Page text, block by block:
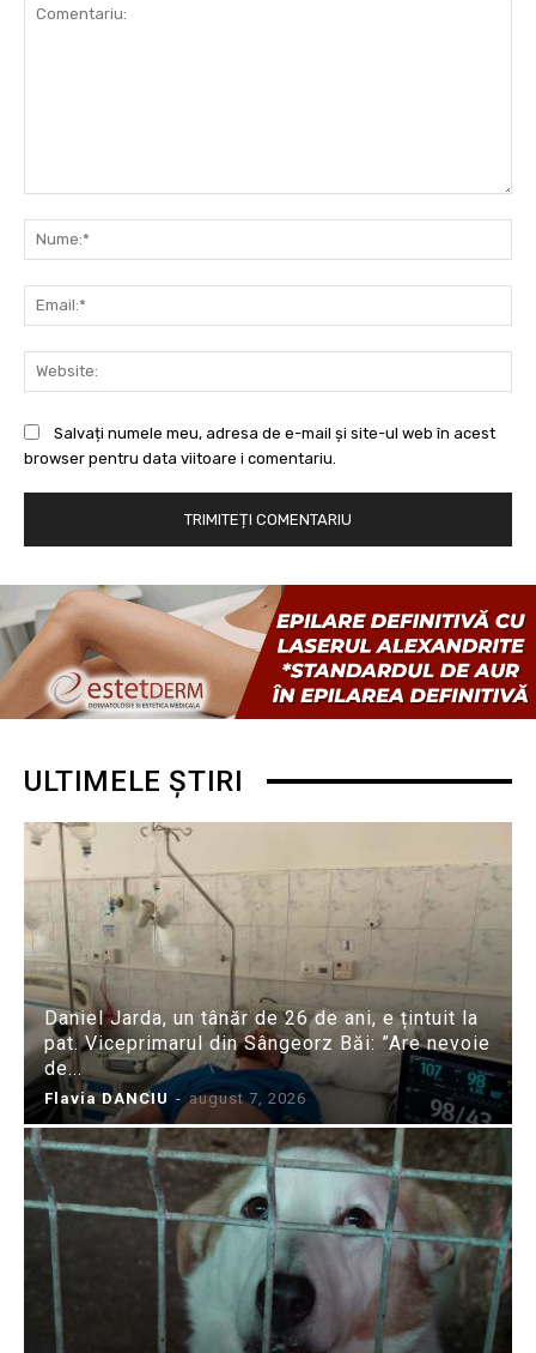
Salvați numele meu, adresa de e-mail și site-ul web în acest
browser pentru data viitoare i comentariu.
ULTIMELE ȘTIRI
Daniel Jarda, un tânăr de 26 de ani, e țintuit la
pat. Viceprimarul din Sângeorz Băi: ”Are nevoie
de...
Flavia DANCIU - august 7, 2026